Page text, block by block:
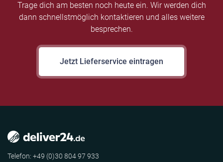
Trage dich am besten noch heute ein. Wir werden dich
dann schnellstmöglich kontaktieren und alles weitere
besprechen.
Jetzt Lieferservice eintragen
Telefon: +49 (0)30 804 97 933